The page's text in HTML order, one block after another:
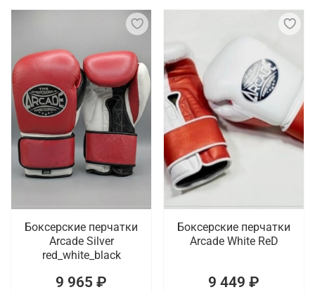
Боксерские перчатки
Arcade Silver
red_white_black
9 965 ₽
Боксерские перчатки
Arcade White ReD
9 449 ₽